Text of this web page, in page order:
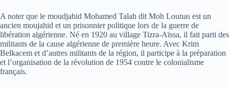
A noter que le moudjahid Mohamed Talah dit Moh Lounas est un
ancien moujahid et un prisonnier politique lors de la guerre de
libération algérienne. Né en 1920 au village Tizra-Aïssa, il fait parti des
militants de la cause algérienne de première heure. Avec Krim
Belkacem et d’autres militants de la région, il participe à la préparation
et l’organisation de la révolution de 1954 contre le colonialisme
français.